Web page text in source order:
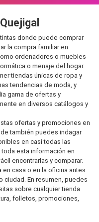
donde puede comprar
la compra familiar en
ordenadores o muebles
o menaje del hogar.
tiendas únicas de ropa y
tendencias de moda, y
gama de ofertas y
en diversos catálogos y
ofertas y promociones en
también puedes indagar
en casi todas las
esta información en
encontrarlas y comparar.
casa o en la oficina antes
ciudad. En resumen, puedes
sobre cualquier tienda
folletos, promociones,